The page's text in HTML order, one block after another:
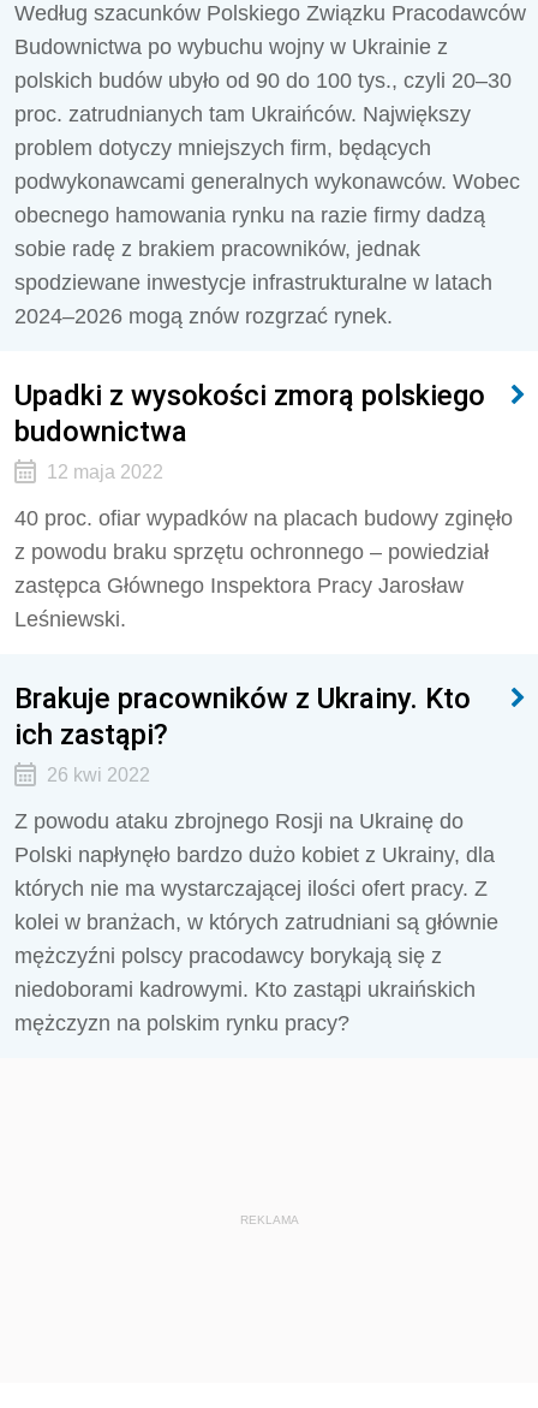
Według szacunków Polskiego Związku Pracodawców
Budownictwa po wybuchu wojny w Ukrainie z
polskich budów ubyło od 90 do 100 tys., czyli 20–30
proc. zatrudnianych tam Ukraińców. Największy
problem dotyczy mniejszych firm, będących
podwykonawcami generalnych wykonawców. Wobec
obecnego hamowania rynku na razie firmy dadzą
sobie radę z brakiem pracowników, jednak
spodziewane inwestycje infrastrukturalne w latach
2024–2026 mogą znów rozgrzać rynek.
Upadki z wysokości zmorą polskiego
budownictwa
12 maja 2022
40 proc. ofiar wypadków na placach budowy zginęło
z powodu braku sprzętu ochronnego – powiedział
zastępca Głównego Inspektora Pracy Jarosław
Leśniewski.
Brakuje pracowników z Ukrainy. Kto
ich zastąpi?
26 kwi 2022
Z powodu ataku zbrojnego Rosji na Ukrainę do
Polski napłynęło bardzo dużo kobiet z Ukrainy, dla
których nie ma wystarczającej ilości ofert pracy. Z
kolei w branżach, w których zatrudniani są głównie
mężczyźni polscy pracodawcy borykają się z
niedoborami kadrowymi. Kto zastąpi ukraińskich
mężczyzn na polskim rynku pracy?
REKLAMA